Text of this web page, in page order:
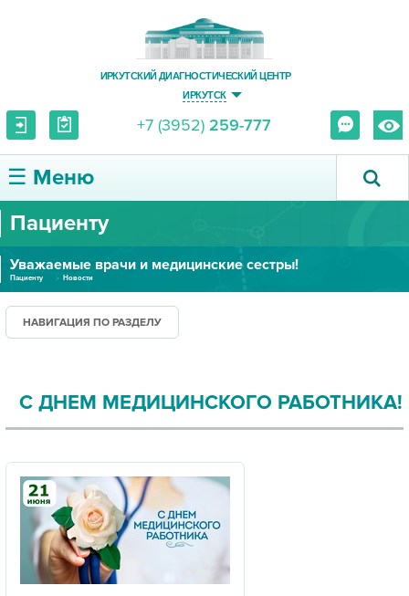
ИРКУТСКИЙ ДИАГНОСТИЧЕСКИЙ ЦЕНТР
ИРКУТСК
+7 (3952) 259-777
☰ Меню
О ЦЕНТРЕ
УСЛУГИ И ЦЕНЫ
ПАЦИЕНТУ
ПРАВОВАЯ ИНФОРМАЦИЯ
Пациенту
Уважаемые врачи и медицинские сестры!
Пациенту Новости
НАВИГАЦИЯ ПО РАЗДЕЛУ
С ДНЕМ МЕДИЦИНСКОГО РАБОТНИКА!